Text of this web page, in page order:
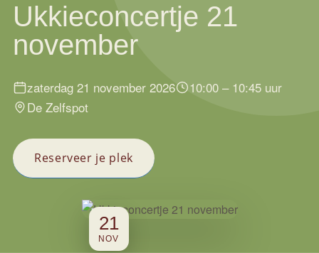
Ukkieconcertje 21
november
zaterdag 21 november 2026
10:00 – 10:45 uur
De Zelfspot
Reserveer je plek
21
NOV